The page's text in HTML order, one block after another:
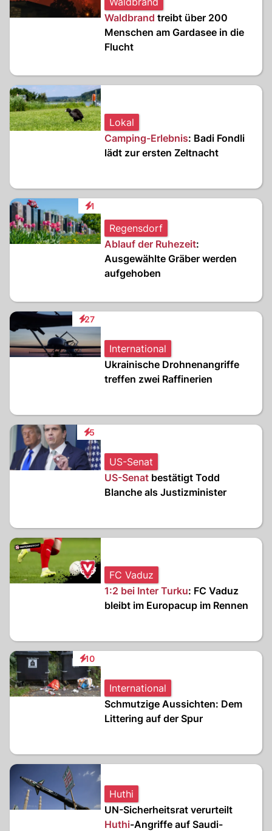
Waldbrand treibt über 200
Menschen am Gardasee in die
Flucht
Lokal
Camping-Erlebnis: Badi Fondli
lädt zur ersten Zeltnacht
1
Interaktionen
Regensdorf
Ablauf der Ruhezeit:
Ausgewählte Gräber werden
aufgehoben
27
Interaktionen
International
Ukrainische Drohnenangriffe
treffen zwei Raffinerien
5
Interaktionen
US-Senat
US-Senat bestätigt Todd
Blanche als Justizminister
FC Vaduz
1:2 bei Inter Turku: FC Vaduz
bleibt im Europacup im Rennen
10
Interaktionen
International
Schmutzige Aussichten: Dem
Littering auf der Spur
Huthi
UN-Sicherheitsrat verurteilt
Huthi-Angriffe auf Saudi-